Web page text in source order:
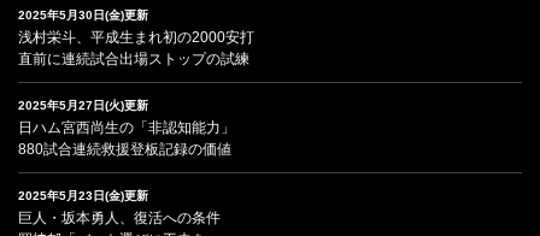
2025年5月30日(金)更新
浅村栄斗、平成生まれ初の2000安打
直前に連続試合出場ストップの試練
2025年5月27日(火)更新
日ハム宮西尚生の「非認知能力」
880試合連続救援登板記録の価値
2025年5月23日(金)更新
巨人・坂本勇人、復活への条件